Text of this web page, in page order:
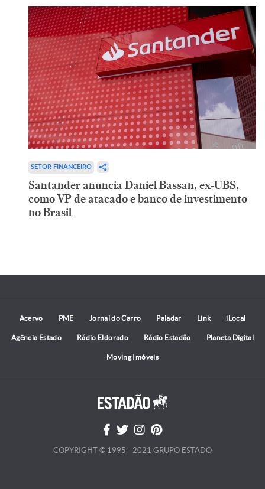
SETOR FINANCEIRO
Santander anuncia Daniel Bassan, ex-UBS,
como VP de atacado e banco de investimento
no Brasil
Acervo PME Jornal do Carro Paladar Link iLocal
Agência Estado Rádio Eldorado Rádio Estadão Planeta Digital
Moving Imóveis
COPYRIGHT © 1995 - 2021 GRUPO ESTADO